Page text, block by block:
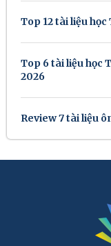
Top 12 tài liệu
Top 6 tài liệu học
2026
Review 7 tài liệu